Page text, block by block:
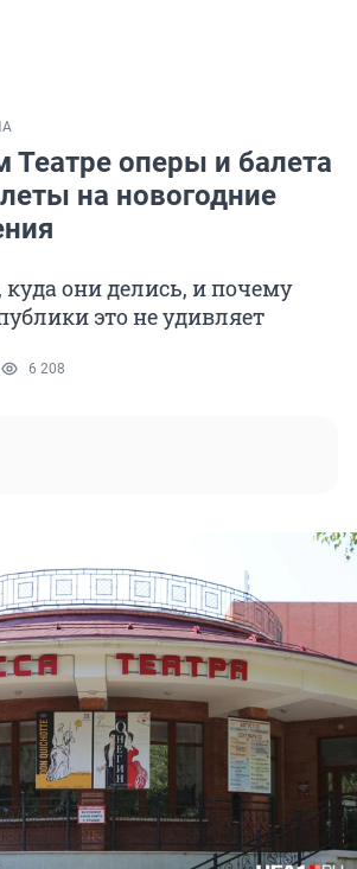
Театре оперы и балета
на новогодние
они делись, и почему
это не удивляет
6 208